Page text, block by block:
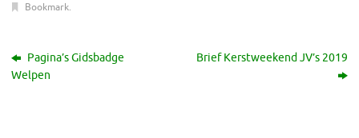
Bookmark.
Pagina’s Gidsbadge
Welpen
Brief Kerstweekend JV’s 2019